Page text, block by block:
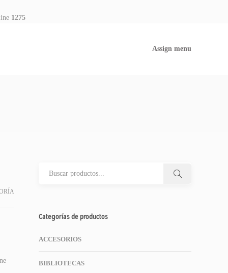
1275
Assign menu
Categorías de productos
ACCESORIOS
BIBLIOTECAS